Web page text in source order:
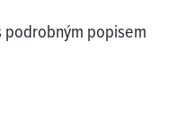
podrobným popisem